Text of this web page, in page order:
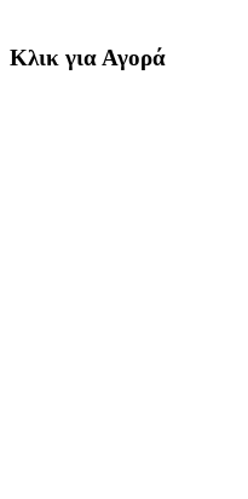
Κλικ για Αγορά